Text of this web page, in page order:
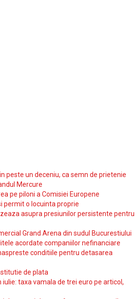
peste un deceniu, ca semn de prietenie
Mercure
pe piloni a Comisiei Europene
permit o locuinta proprie
asupra presiunilor persistente pentru
Grand Arena din sudul Bucurestiului
acordate companiilor nefinanciare
conditiile pentru detasarea
de plata
taxa vamala de trei euro pe articol,